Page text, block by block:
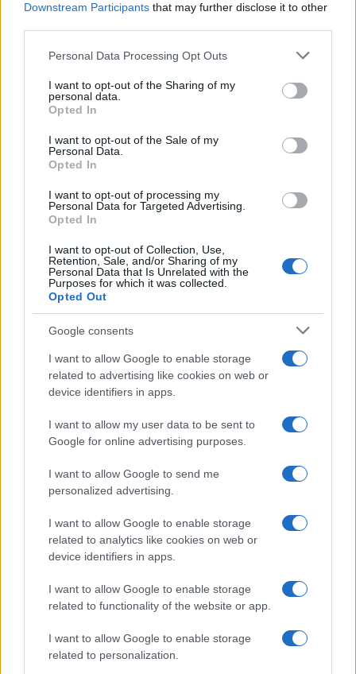
Downstream Participants that may further disclose it to other
Please note that this website/app uses one or more Google
not limited to your visit or usage behaviour. You may click to
grant or deny consent to Google and its third-party tags to
use your data for below specified purposes in below Google
consent section.
Personal Data Processing Opt Outs
I want to opt-out of the Sharing of my
personal data.
Opted In
I want to opt-out of the Sale of my
Personal Data.
Opted In
I want to opt-out of processing my
Personal Data for Targeted Advertising.
Opted In
I want to opt-out of Collection, Use,
Retention, Sale, and/or Sharing of my
Personal Data that Is Unrelated with the
Purposes for which it was collected.
Opted Out
Google consents
I want to allow Google to enable storage
related to advertising like cookies on web or
device identifiers in apps.
I want to allow my user data to be sent to
Google for online advertising purposes.
I want to allow Google to send me
personalized advertising.
I want to allow Google to enable storage
related to analytics like cookies on web or
device identifiers in apps.
I want to allow Google to enable storage
related to functionality of the website or app.
I want to allow Google to enable storage
related to personalization.
Continua a leggere
Spider-Man: Brand New Day, l’interpretazione del
finale secondo Jacob Batalon
Andrea Conforti · 10 Ago 2026
NERD NEWS